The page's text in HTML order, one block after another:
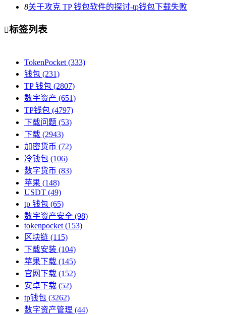
8关于攻克 TP 钱包软件的探讨-tp钱包下载失败
标签列表
TokenPocket (333)
钱包 (231)
TP 钱包 (2807)
数字资产 (651)
TP钱包 (4797)
下载问题 (53)
下载 (2943)
加密货币 (72)
冷钱包 (106)
数字货币 (83)
苹果 (148)
USDT (49)
tp 钱包 (65)
数字资产安全 (98)
tokenpocket (153)
区块链 (115)
下载安装 (104)
苹果下载 (145)
官网下载 (152)
安卓下载 (52)
tp钱包 (3262)
数字资产管理 (44)